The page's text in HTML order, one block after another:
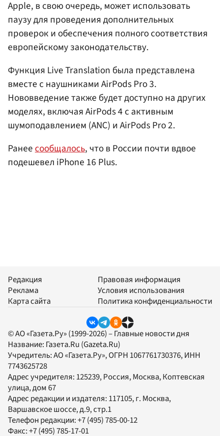
Apple, в свою очередь, может использовать
паузу для проведения дополнительных
проверок и обеспечения полного соответствия
европейскому законодательству.
Функция Live Translation была представлена
вместе с наушниками AirPods Pro 3.
Нововведение также будет доступно на других
моделях, включая AirPods 4 с активным
шумоподавлением (ANC) и AirPods Pro 2.
Ранеесообщалось, что в России почти вдвое
подешевел iPhone 16 Plus.
Редакция
Реклама
Карта сайта
Правовая информация
Условия использования
Политика конфиденциальности
© АО «Газета.Ру» (1999-2026) – Главные новости дня
Название: Газета.Ru (Gazeta.Ru)
Учредитель:АО «Газета.Ру», ОГРН 1067761730376, ИНН
7743625728
Адрес учредителя: 125239, Россия, Москва, Коптевская
улица, дом 67
Адрес редакции и издателя: 117105, г. Москва,
Варшавское шоссе, д.9, стр.1
Телефон редакции:+7 (495) 785-00-12
Факс:+7 (495) 785-17-01